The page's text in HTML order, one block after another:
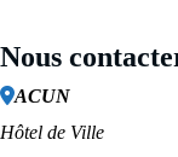
Nous
ACUN
Hôtel de Ville